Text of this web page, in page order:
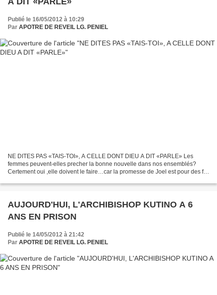
Publié le 16/05/2012 à 10:29
Par APOTRE DE REVEIL LG. PENIEL
NE DITES PAS «TAIS-TOI», A CELLE DONT DIEU A DIT «PARLE» Les
femmes peuvent-elles precher la bonne nouvelle dans nos ensemblés?
Certement oui ,elle doivent le faire…car la promesse de Joel est pour des fils
AUJOURD'HUI, L'ARCHIBISHOP KUTINO A 6
ANS EN PRISON
Publié le 14/05/2012 à 21:42
Par APOTRE DE REVEIL LG. PENIEL